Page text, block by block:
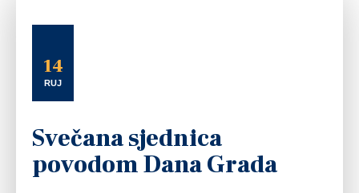
14
RUJ
Svečana sjednica
povodom Dana Grada